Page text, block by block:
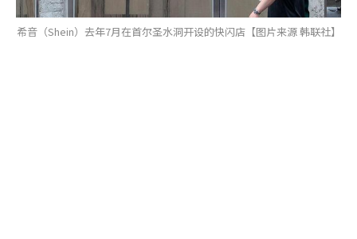
希音（Shein）去年7月在首尔圣水洞开设的快闪店【图片来源 韩联社】